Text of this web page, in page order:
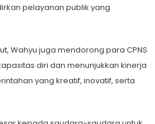
pelayanan publik yang
Wahyu juga mendorong para CPNS
diri dan menunjukkan kinerja
yang kreatif, inovatif, serta